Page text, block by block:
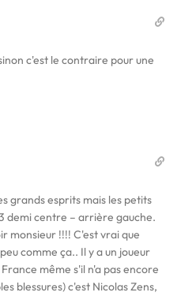
c'est le contraire pour une
grands esprits mais les petits
demi centre – arrière gauche.
monsieur !!!! C'est vrai que
comme ça.. Il y a un joueur
même s'il n'a pas encore
blessures) c'est Nicolas Zens,